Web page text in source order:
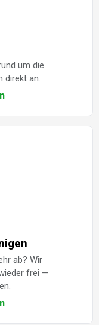
um die
direkt an.
ab? Wir
frei —